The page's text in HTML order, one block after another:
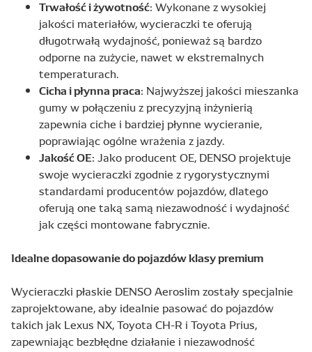
Trwałość i żywotność: Wykonane z wysokiej
jakości materiałów, wycieraczki te oferują
długotrwałą wydajność, ponieważ są bardzo
odporne na zużycie, nawet w ekstremalnych
temperaturach.
Cicha i płynna praca: Najwyższej jakości mieszanka
gumy w połączeniu z precyzyjną inżynierią
zapewnia ciche i bardziej płynne wycieranie,
poprawiając ogólne wrażenia z jazdy.
Jakość OE: Jako producent OE, DENSO projektuje
swoje wycieraczki zgodnie z rygorystycznymi
standardami producentów pojazdów, dlatego
oferują one taką samą niezawodność i wydajność
jak części montowane fabrycznie.
Idealne dopasowanie do pojazdów klasy premium
Wycieraczki płaskie DENSO Aeroslim zostały specjalnie
zaprojektowane, aby idealnie pasować do pojazdów
takich jak Lexus NX, Toyota CH-R i Toyota Prius,
zapewniając bezbłędne działanie i niezawodność